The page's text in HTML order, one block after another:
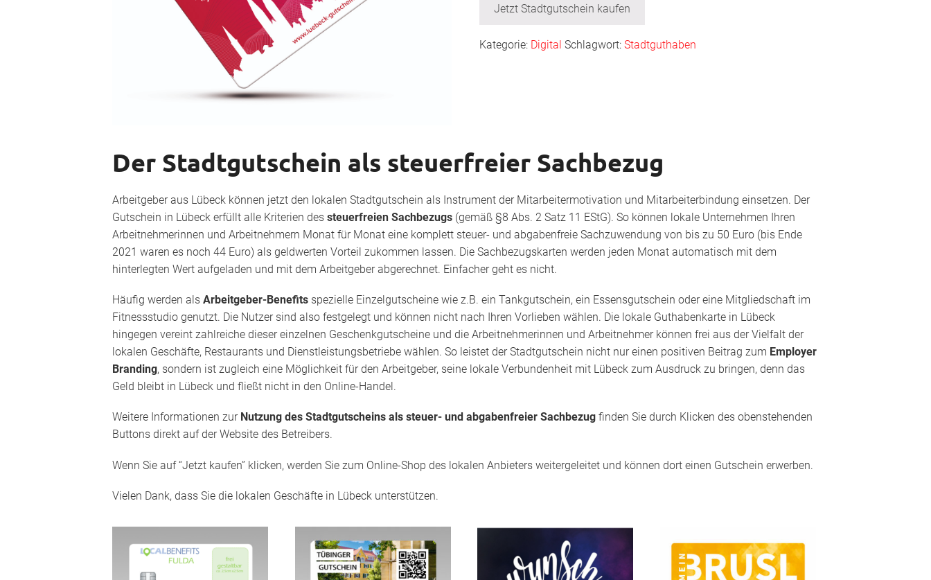
Jetzt Stadtgutschein kaufen
Kategorie: Digital Schlagwort:Stadtguthaben
Der Stadtgutschein als steuerfreier Sachbezug
Arbeitgeber aus Lübeck können jetzt den lokalen Stadtgutschein als Instrument der Mitarbeitermotivation und Mitarbeiterbindung einsetzen. Der
Gutschein in Lübeck erfüllt alle Kriterien des steuerfreien Sachbezugs (gemäß §8 Abs. 2 Satz 11 EStG). So können lokale Unternehmen Ihren
Arbeitnehmerinnen und Arbeitnehmern Monat für Monat eine komplett steuer- und abgabenfreie Sachzuwendung von bis zu 50 Euro (bis Ende
2021 waren es noch 44 Euro) als geldwerten Vorteil zukommen lassen. Die Sachbezugskarten werden jeden Monat automatisch mit dem
hinterlegten Wert aufgeladen und mit dem Arbeitgeber abgerechnet. Einfacher geht es nicht.
Häufig werden als Arbeitgeber-Benefits spezielle Einzelgutscheine wie z.B. ein Tankgutschein, ein Essensgutschein oder eine Mitgliedschaft im
Fitnessstudio genutzt. Die Nutzer sind also festgelegt und können nicht nach Ihren Vorlieben wählen. Die lokale Guthabenkarte in Lübeck
hingegen vereint zahlreiche dieser einzelnen Geschenkgutscheine und die Arbeitnehmerinnen und Arbeitnehmer können frei aus der Vielfalt der
lokalen Geschäfte, Restaurants und Dienstleistungsbetriebe wählen. So leistet der Stadtgutschein nicht nur einen positiven Beitrag zum Employer
Branding, sondern ist zugleich eine Möglichkeit für den Arbeitgeber, seine lokale Verbundenheit mit Lübeck zum Ausdruck zu bringen, denn das
Geld bleibt in Lübeck und fließt nicht in den Online-Handel.
Weitere Informationen zur Nutzung des Stadtgutscheins als steuer- und abgabenfreier Sachbezug finden Sie durch Klicken des obenstehenden
Buttons direkt auf der Website des Betreibers.
Wenn Sie auf “Jetzt kaufen” klicken, werden Sie zum Online-Shop des lokalen Anbieters weitergeleitet und können dort einen Gutschein erwerben.
Vielen Dank, dass Sie die lokalen Geschäfte in Lübeck unterstützen.